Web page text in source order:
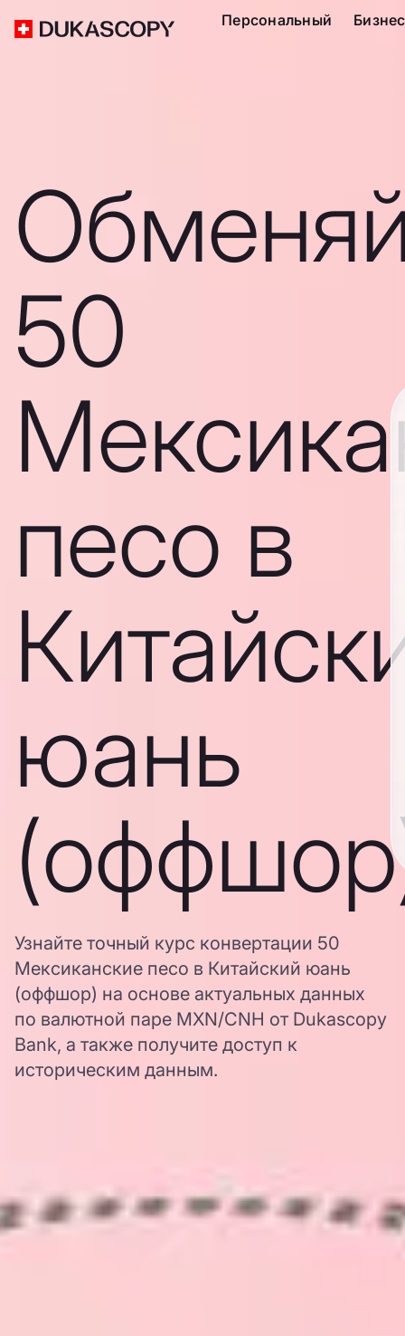
Персональный Бизнес
50
песо в
юань
Узнайте точный курс конвертации 50
Мексиканские песо в Китайский юань
(оффшор) на основе актуальных данных
по валютной паре MXN/CNH от Dukascopy
Bank, а также получите доступ к
историческим данным.